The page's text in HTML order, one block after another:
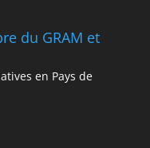
du GRAM et
en Pays de